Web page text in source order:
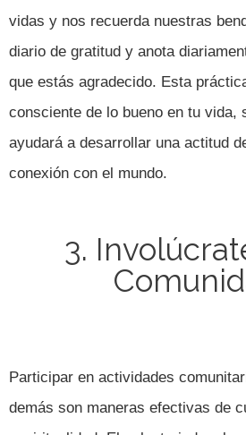
vidas y nos recuerda nuestras
diario de gratitud y anota
que estás agradecido. Esta
consciente de lo bueno en tu vida,
ayudará a desarrollar una actitud
conexión con el mundo.
3.
Participar en actividades
demás son maneras efectivas de